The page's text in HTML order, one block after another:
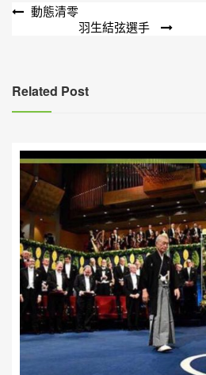
文
覽
動態清零
羽生結弦選手
Related Post